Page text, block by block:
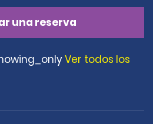
una reserva
Ver todos los